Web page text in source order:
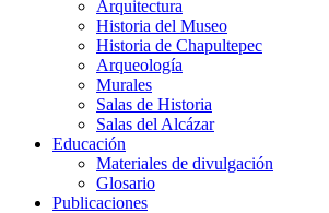
Arquitectura
Historia del Museo
Historia de Chapultepec
Arqueología
Murales
Salas de Historia
Salas del Alcázar
Educación
Materiales de divulgación
Glosario
Publicaciones